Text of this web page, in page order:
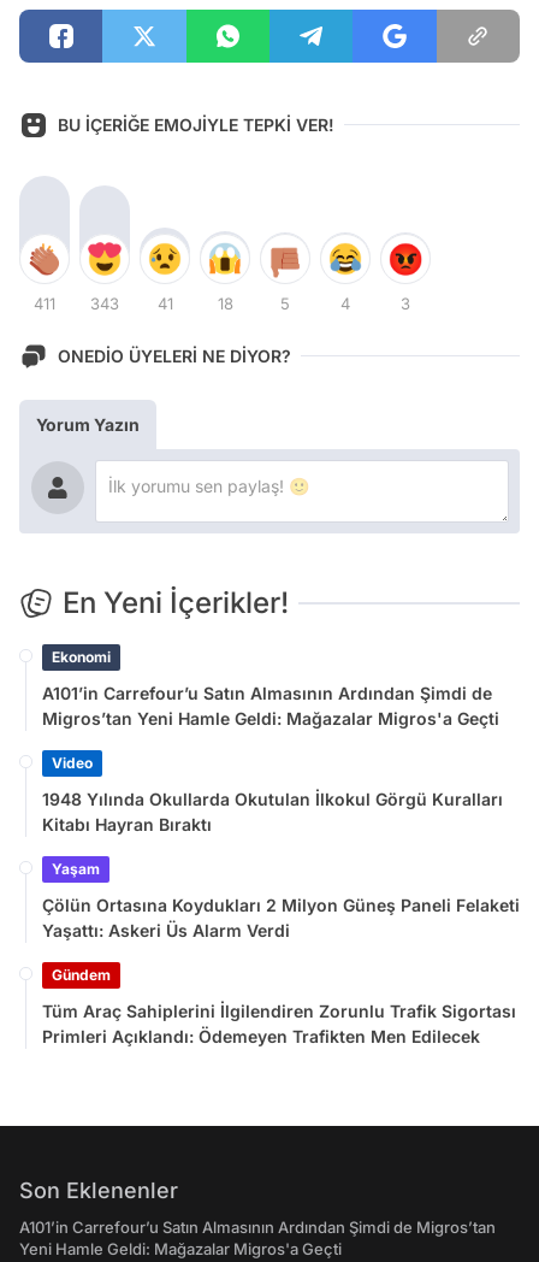
BU İÇERİĞE EMOJİYLE TEPKİ VER!
411 343 41 18 5 4 3
ONEDİO ÜYELERİ NE DİYOR?
Yorum Yazın
En Yeni İçerikler!
Ekonomi
A101’in Carrefour’u Satın Almasının Ardından Şimdi de
Migros’tan Yeni Hamle Geldi: Mağazalar Migros'a Geçti
Video
1948 Yılında Okullarda Okutulan İlkokul Görgü Kuralları
Kitabı Hayran Bıraktı
Yaşam
Çölün Ortasına Koydukları 2 Milyon Güneş Paneli Felaketi
Yaşattı: Askeri Üs Alarm Verdi
Gündem
Tüm Araç Sahiplerini İlgilendiren Zorunlu Trafik Sigortası
Primleri Açıklandı: Ödemeyen Trafikten Men Edilecek
Son Eklenenler
A101’in Carrefour’u Satın Almasının Ardından Şimdi de Migros’tan
Yeni Hamle Geldi: Mağazalar Migros'a Geçti